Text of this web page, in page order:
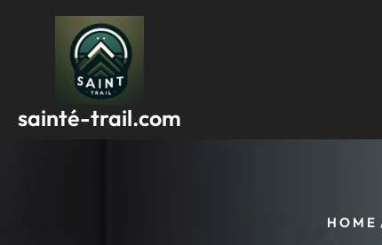
sainté-trail.com
HOME